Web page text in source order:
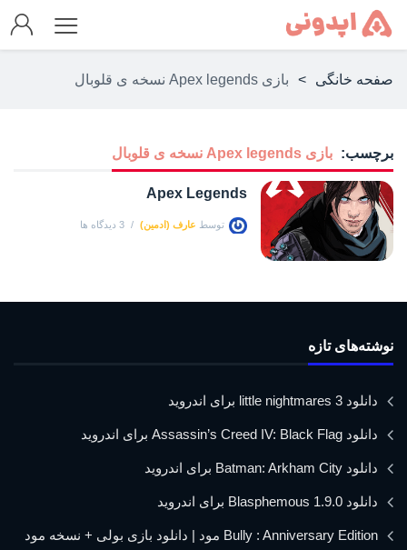
صفحه خانگی > بازی Apex legends نسخه ی قلوبال
برچسب: بازی Apex legends نسخه ی قلوبال
Apex Legends
توسط عارف (ادمین) 3 دیدگاه ها
نوشته‌های تازه
دانلود little nightmares 3 برای اندروید
دانلود Assassin’s Creed IV: Black Flag برای اندروید
دانلود Batman: Arkham City برای اندروید
دانلود Blasphemous 1.9.0 برای اندروید
Bully : Anniversary Edition مود | دانلود بازی بولی + نسخه مود